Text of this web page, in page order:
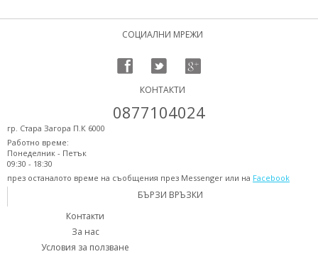
СОЦИАЛНИ МРЕЖИ
КОНТАКТИ
0877104024
гр. Стара Загора П.К 6000
Работно време:
Понеделник - Петък
09:30 - 18:30
през останалото време на съобщения през Messenger или на Facebook
БЪРЗИ ВРЪЗКИ
Контакти
За нас
Условия за ползване